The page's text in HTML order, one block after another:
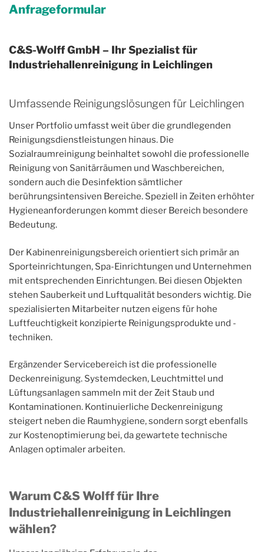
Anfrageformular
C&S-Wolff GmbH – Ihr Spezialist für
Industriehallenreinigung in Leichlingen
Umfassende Reinigungslösungen für Leichlingen
Unser Portfolio umfasst weit über die grundlegenden
Reinigungsdienstleistungen hinaus. Die
Sozialraumreinigung beinhaltet sowohl die professionelle
Reinigung von Sanitärräumen und Waschbereichen,
sondern auch die Desinfektion sämtlicher
berührungsintensiven Bereiche. Speziell in Zeiten erhöhter
Hygieneanforderungen kommt dieser Bereich besondere
Bedeutung.
Der Kabinenreinigungsbereich orientiert sich primär an
Sporteinrichtungen, Spa-Einrichtungen und Unternehmen
mit entsprechenden Einrichtungen. Bei diesen Objekten
stehen Sauberkeit und Luftqualität besonders wichtig. Die
spezialisierten Mitarbeiter nutzen eigens für hohe
Luftfeuchtigkeit konzipierte Reinigungsprodukte und -
techniken.
Ergänzender Servicebereich ist die professionelle
Deckenreinigung. Systemdecken, Leuchtmittel und
Lüftungsanlagen sammeln mit der Zeit Staub und
Kontaminationen. Kontinuierliche Deckenreinigung
steigert neben die Raumhygiene, sondern sorgt ebenfalls
zur Kostenoptimierung bei, da gewartete technische
Anlagen optimaler arbeiten.
Warum C&S Wolff für Ihre
Industriehallenreinigung in Leichlingen
wählen?